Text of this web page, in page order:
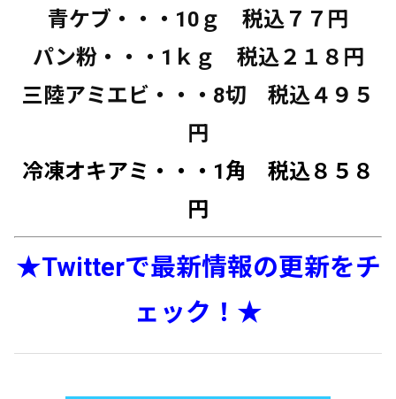
青ケブ・・・10ｇ 税込７７円
パン粉・・・1ｋｇ 税込２１８円
三陸アミエビ・・・8切 税込４９５
円
冷凍オキアミ・・・1角 税込８５８
円
★Twitterで最新情報の更新をチ
ェック！★